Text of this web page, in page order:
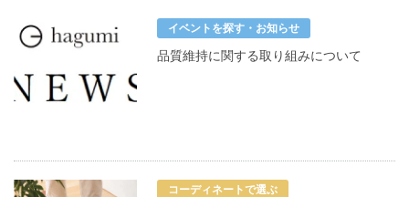
イベントを探す・お知らせ
品質維持に関する取り組みについて
コーディネートで選ぶ